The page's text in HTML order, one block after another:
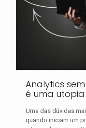
Analytics
é uma utopia
Uma das dúvidas
quando iniciam um